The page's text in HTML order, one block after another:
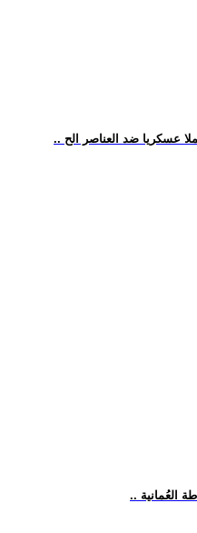
عسكريا ضد العناصر الح
العُمانية